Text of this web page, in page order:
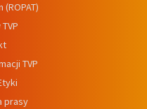
TVP
prasy